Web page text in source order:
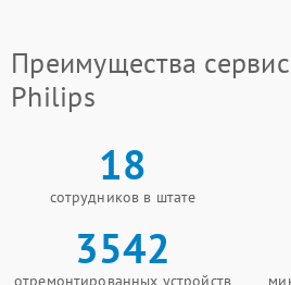
Преимущества
Philips
18
сотрудников в штате
3542
отремонтированных устройств